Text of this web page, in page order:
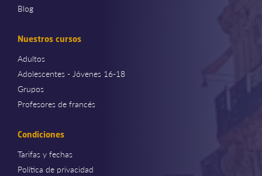
Blog
Nuestros cursos
Adultos
Adolescentes - Jóvenes 16-18
Grupos
Profesores de francés
Condiciones
Tarifas y fechas
Política de privacidad